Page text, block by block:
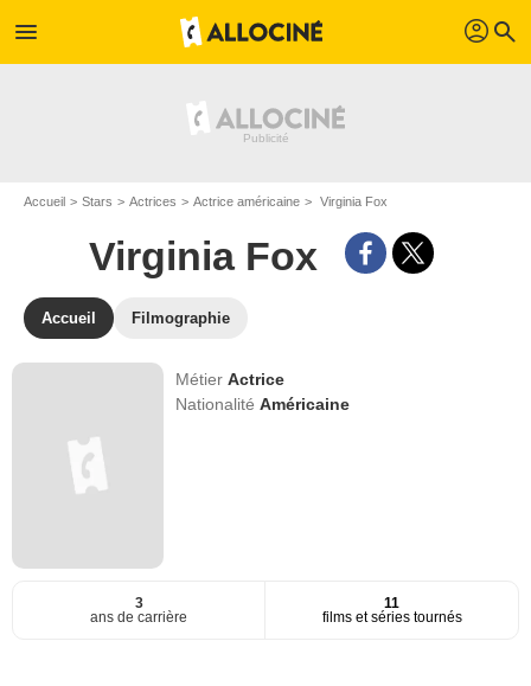
menu profil search
Accueil Stars Actrices Actrice américaine Virginia Fox
Virginia Fox
Accueil Filmographie
MétierActrice
NationalitéAméricaine
3
ans de carrière
11
films et séries tournés